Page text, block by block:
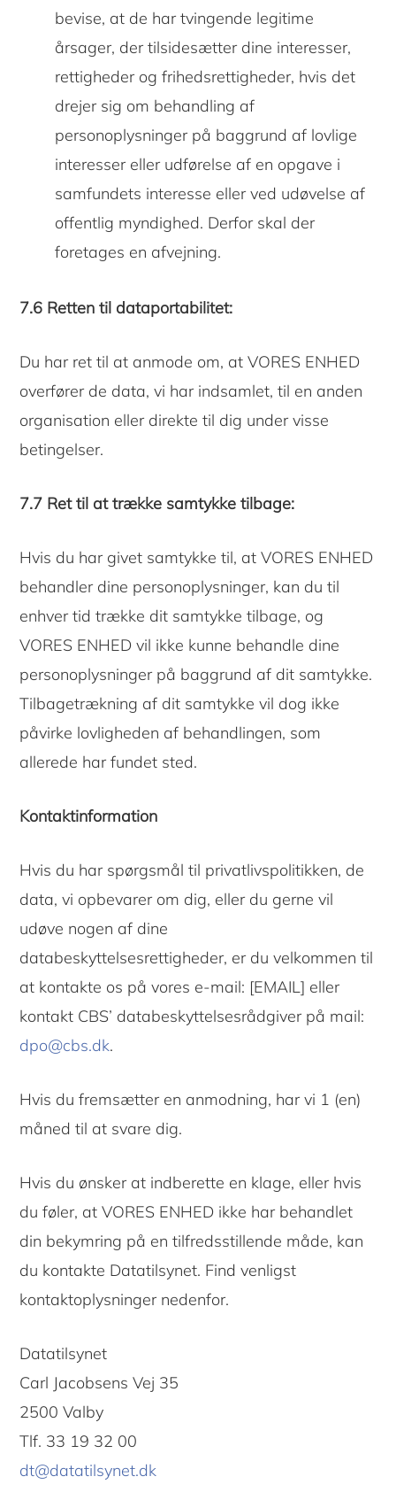
bevise, at de har tvingende legitime
årsager, der tilsidesætter dine interesser,
rettigheder og frihedsrettigheder, hvis det
drejer sig om behandling af
personoplysninger på baggrund af lovlige
interesser eller udførelse af en opgave i
samfundets interesse eller ved udøvelse af
offentlig myndighed. Derfor skal der
foretages en afvejning.
7.6 Retten til dataportabilitet:
Du har ret til at anmode om, at VORES ENHED
overfører de data, vi har indsamlet, til en anden
organisation eller direkte til dig under visse
betingelser.
7.7 Ret til at trække samtykke tilbage:
Hvis du har givet samtykke til, at VORES ENHED
behandler dine personoplysninger, kan du til
enhver tid trække dit samtykke tilbage, og
VORES ENHED vil ikke kunne behandle dine
personoplysninger på baggrund af dit samtykke.
Tilbagetrækning af dit samtykke vil dog ikke
påvirke lovligheden af ​​behandlingen, som
allerede har fundet sted.
Kontaktinformation
Hvis du har spørgsmål til privatlivspolitikken, de
data, vi opbevarer om dig, eller du gerne vil
udøve nogen af ​​dine
databeskyttelsesrettigheder, er du velkommen til
at kontakte os på vores e-mail: [EMAIL] eller
kontakt CBS’ databeskyttelsesrådgiver på mail:
dpo@cbs.dk.
Hvis du fremsætter en anmodning, har vi 1 (en)
måned til at svare dig.
Hvis du ønsker at indberette en klage, eller hvis
du føler, at VORES ENHED ikke har behandlet
din bekymring på en tilfredsstillende måde, kan
du kontakte Datatilsynet. Find venligst
kontaktoplysninger nedenfor.
Datatilsynet
Carl Jacobsens Vej 35
2500 Valby
Tlf. 33 19 32 00
dt@datatilsynet.dk